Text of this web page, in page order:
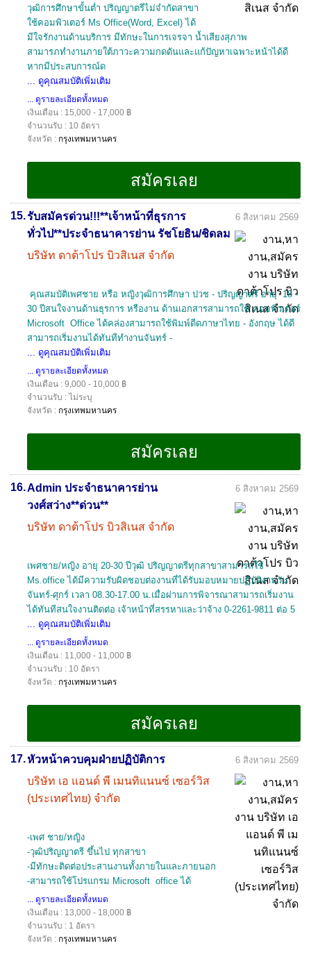
วุฒิการศึกษาขั้นต่ำ ปริญญาตรีไม่จำกัดสาขา
ใช้คอมพิวเตอร์ Ms Office(Word, Excel) ได้
มีใจรักงานด้านบริการ มีทักษะในการเจรจา น้ำเสียงสุภาพ
สามารภทำงานภายใต้ภาวะความกดดันและแก้ปัญหาเฉพาะหน้าได้ดี
หากมีประสบการณ์ด
... ดูคุณสมบัติเพิ่มเติม
... ดูรายละเอียดทั้งหมด
เงินเดือน : 15,000 - 17,000 ฿
จำนวนรับ : 10 อัตรา
จังหวัด : กรุงเทพมหานคร
15.รับสมัครด่วน!!!**เจ้าหน้าที่ธุรการ
ทั่วไป**ประจำธนาคารย่าน รัชโยธิน/ชิดลม
บริษัท ดาต้าโปร บิวสิเนส จำกัด
6 สิงหาคม 2569
คุณสมบัติเพศชาย หรือ หญิงวุฒิการศึกษา ปวช - ปริญญาตรี อายุ 18 -
30 ปีสนใจงานด้านธุรการ หรืองาน ด้านเอกสารสามารถใช้ คอมพิวเตอร์
Microsoft Office ได้คล่องสามารถใช้พิมพ์ดีดภาษาไทย - อังกฤษ ได้ดี
สามารถเริ่มงานได้ทันทีทำงานจันทร์ -
... ดูคุณสมบัติเพิ่มเติม
... ดูรายละเอียดทั้งหมด
เงินเดือน : 9,000 - 10,000 ฿
จำนวนรับ : ไม่ระบุ
จังหวัด : กรุงเทพมหานคร
16.Admin ประจำธนาคารย่าน
วงศ์สว่าง**ด่วน**
บริษัท ดาต้าโปร บิวสิเนส จำกัด
6 สิงหาคม 2569
เพศชาย/หญิง อายุ 20-30 ปีวุฒิ ปริญญาตรีทุกสาขาสามารถใช้
Ms.office ได้มีความรับผิดชอบต่องานที่ได้รับมอบหมายปฏิบัติงานวัน
จันทร์-ศุกร์ เวลา 08.30-17.00 น.เมื่อผ่านการพิจารณาสามารถเริ่มงาน
ได้ทันทีสนใจงานติดต่อ เจ้าหน้าที่สรรหาและว่าจ้าง 0-2261-9811 ต่อ 5
... ดูคุณสมบัติเพิ่มเติม
... ดูรายละเอียดทั้งหมด
เงินเดือน : 11,000 - 11,000 ฿
จำนวนรับ : 10 อัตรา
จังหวัด : กรุงเทพมหานคร
17.หัวหน้าควบคุมฝ่ายปฏิบัติการ
บริษัท เอ แอนด์ พี เมนทิแนนซ์ เซอร์วิส
(ประเทศไทย) จำกัด
6 สิงหาคม 2569
-เพศ ชาย/หญิง
-วุฒิปริญญาตรี ขึ้นไป ทุกสาขา
-มีทักษะติดต่อประสานงานทั้งภายในและภายนอก
-สามารถใช้โปรแกรม Microsoft office ได้
... ดูรายละเอียดทั้งหมด
เงินเดือน : 13,000 - 18,000 ฿
จำนวนรับ : 1 อัตรา
จังหวัด : กรุงเทพมหานคร